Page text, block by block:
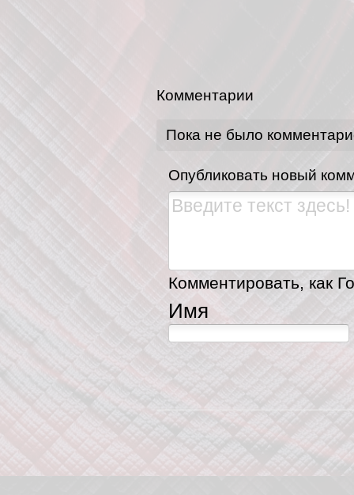
Комментарии
Пока не было
Опубликовать новый
Комментировать, как
Имя